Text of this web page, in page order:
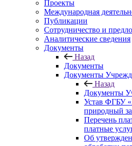
Проекты
Международная
Публикации
Сотрудничество и
Аналитические сведения
Документы
Назад
Документы
Документы
Назад
Документы
Устав ФГБУ
природный
Перечень
платные
Об